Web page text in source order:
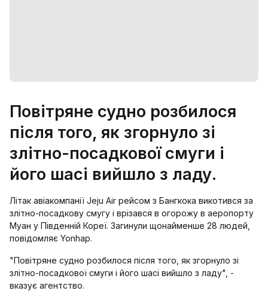
Повітряне судно розбилося
після того, як згорнуло зі
злітно-посадкової смуги і
його шасі вийшло з ладу.
Літак авіакомпанії Jeju Air рейсом з Бангкока викотився за
злітно-посадкову смугу і врізався в огорожу в аеропорту
Муан у Південній Кореї. Загинули щонайменше 28 людей,
повідомляє Yonhap.
"Повітряне судно розбилося після того, як згорнуло зі
злітно-посадкової смуги і його шасі вийшло з ладу", -
вказує агентство.